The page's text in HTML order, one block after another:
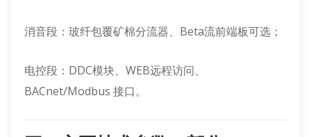
消音段：玻纤包覆矿棉分流器、Beta流前端板可选；
电控段：DDC模块、WEB远程访问、
BACnet/Modbus 接口。